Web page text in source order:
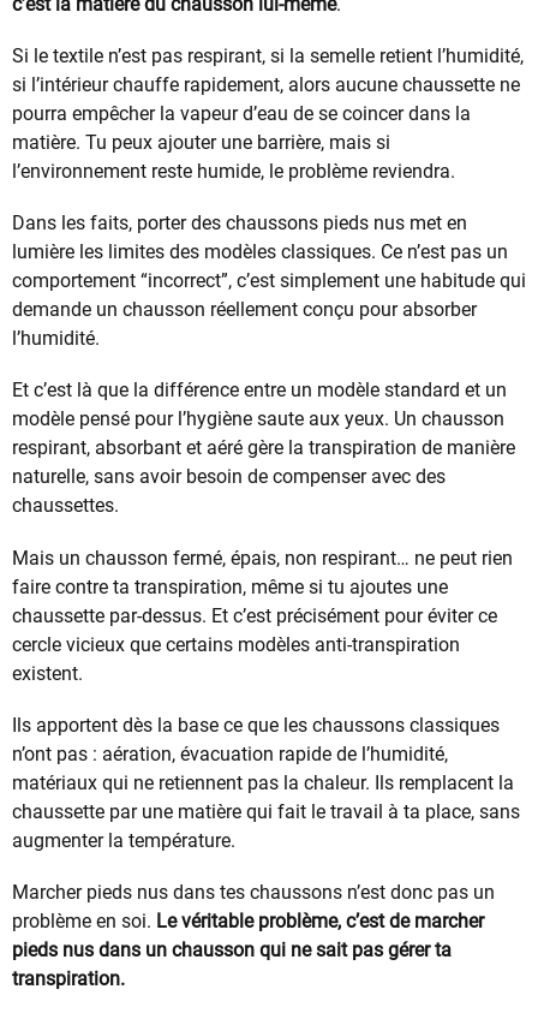
Si le textile n’est pas respirant, si la semelle retient l’humidité,
si l’intérieur chauffe rapidement, alors aucune chaussette ne
pourra empêcher la vapeur d’eau de se coincer dans la
matière. Tu peux ajouter une barrière, mais si
l’environnement reste humide, le problème reviendra.
Dans les faits, porter des chaussons pieds nus met en
lumière les limites des modèles classiques. Ce n’est pas un
comportement “incorrect”, c’est simplement une habitude qui
demande un chausson réellement conçu pour absorber
l’humidité.
Et c’est là que la différence entre un modèle standard et un
modèle pensé pour l’hygiène saute aux yeux. Un chausson
respirant, absorbant et aéré gère la transpiration de manière
naturelle, sans avoir besoin de compenser avec des
chaussettes.
Mais un chausson fermé, épais, non respirant… ne peut rien
faire contre ta transpiration, même si tu ajoutes une
chaussette par-dessus. Et c’est précisément pour éviter ce
cercle vicieux que certains modèles anti-transpiration
existent.
Ils apportent dès la base ce que les chaussons classiques
n’ont pas : aération, évacuation rapide de l’humidité,
matériaux qui ne retiennent pas la chaleur. Ils remplacent la
chaussette par une matière qui fait le travail à ta place, sans
augmenter la température.
Marcher pieds nus dans tes chaussons n’est donc pas un
problème en soi. Le véritable problème, c’est de marcher
pieds nus dans un chausson qui ne sait pas gérer ta
transpiration.